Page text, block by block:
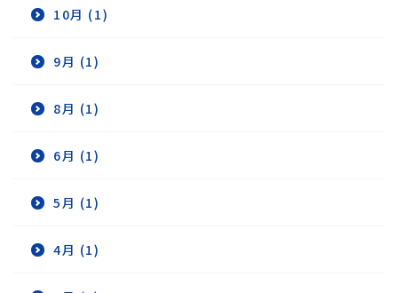
10月 (1)
9月 (1)
8月 (1)
6月 (1)
5月 (1)
4月 (1)